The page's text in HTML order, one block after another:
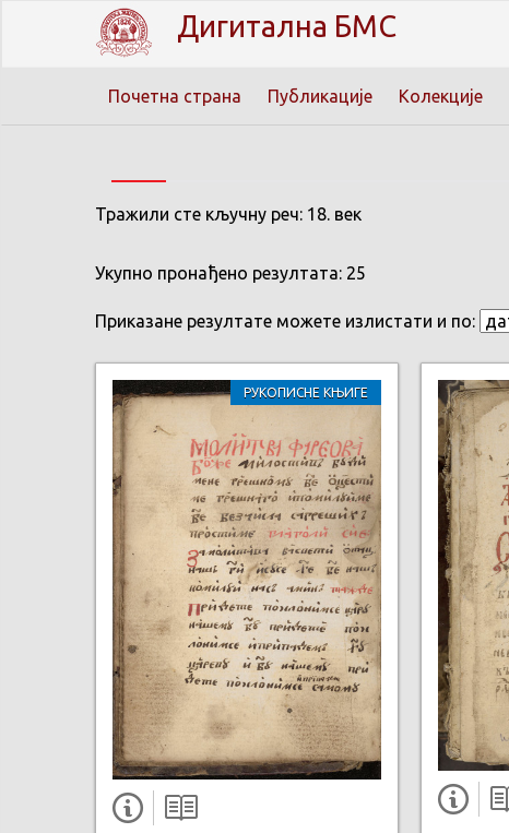
Дигитална БМС
Почетна страна Публикације Колекције
Тражили сте кључну реч: 18. век
Укупно пронађено резултата: 25
Приказане резултате можете излистати и по:
РУКОПИСНЕ КЊИГЕ